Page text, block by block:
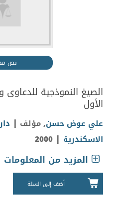
نص
الصيغ النموذجية للدعاوى
الأول
علي عوض حسن, مؤلف |
الاسكندرية |
2000
المزيد من المعلومات
أضف إلى السلة